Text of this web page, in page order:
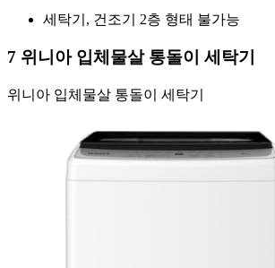
세탁기, 건조기 2층 형태 불가능
7 위니아 입체물살 통돌이 세탁기
위니아 입체물살 통돌이 세탁기